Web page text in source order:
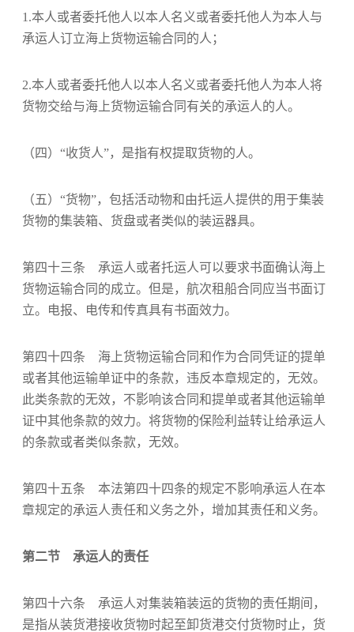
1.本人或者委托他人以本人名义或者委托他人为本人与
承运人订立海上货物运输合同的人；
2.本人或者委托他人以本人名义或者委托他人为本人将
货物交给与海上货物运输合同有关的承运人的人。
（四）“收货人”，是指有权提取货物的人。
（五）“货物”，包括活动物和由托运人提供的用于集装
货物的集装箱、货盘或者类似的装运器具。
第四十三条 承运人或者托运人可以要求书面确认海上
货物运输合同的成立。但是，航次租船合同应当书面订
立。电报、电传和传真具有书面效力。
第四十四条 海上货物运输合同和作为合同凭证的提单
或者其他运输单证中的条款，违反本章规定的，无效。
此类条款的无效，不影响该合同和提单或者其他运输单
证中其他条款的效力。将货物的保险利益转让给承运人
的条款或者类似条款，无效。
第四十五条 本法第四十四条的规定不影响承运人在本
章规定的承运人责任和义务之外，增加其责任和义务。
第二节 承运人的责任
第四十六条 承运人对集装箱装运的货物的责任期间，
是指从装货港接收货物时起至卸货港交付货物时止，货